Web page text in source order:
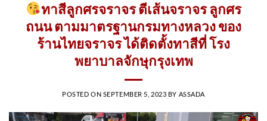
ทาสีลูกศรจราจร ตีเส้นจราจร ลูกศร
ถนน ตามมาตรฐานกรมทางหลวง ของ
ร้านไทยจราจร ได้ติดตั้งทาสีที่ โรง
พยาบาลจักษุกรุงเทพ
POSTED ON SEPTEMBER 5, 2023 BY ASSADA